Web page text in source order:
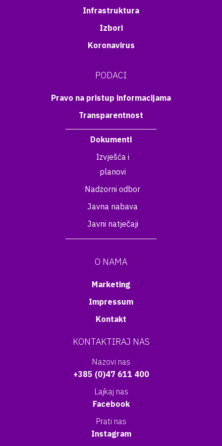
Infrastruktura
Izbori
Koronavirus
PODACI
Pravo na pristup informacijama
Transparentnost
Dokumenti
Izvješća i
planovi
Nadzorni odbor
Javna nabava
Javni natječaji
O NAMA
Marketing
Impressum
Kontakt
KONTAKTIRAJ NAS
Nazovi nas
+385 (0)47 611 400
Lajkaj nas
Facebook
Prati nas
Instagram